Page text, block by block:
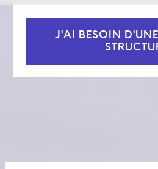
J'AI BESOIN D'UNE